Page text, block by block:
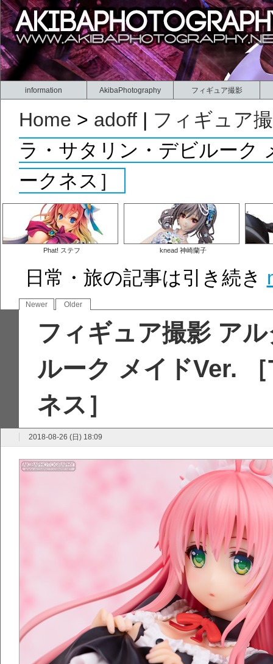
information AkibaPhotography フィギュア撮影
Home > adoff | フィギュア
ラ・サタリン・デビルーク
ークネス］
Phat! ステフ knead 神崎蘭子
日常・旅の記事は引き続き
Newer Older
フィギュア撮影 ア
ルーク メイドVer.
ネス］
2018-08-26 (日) 18:09